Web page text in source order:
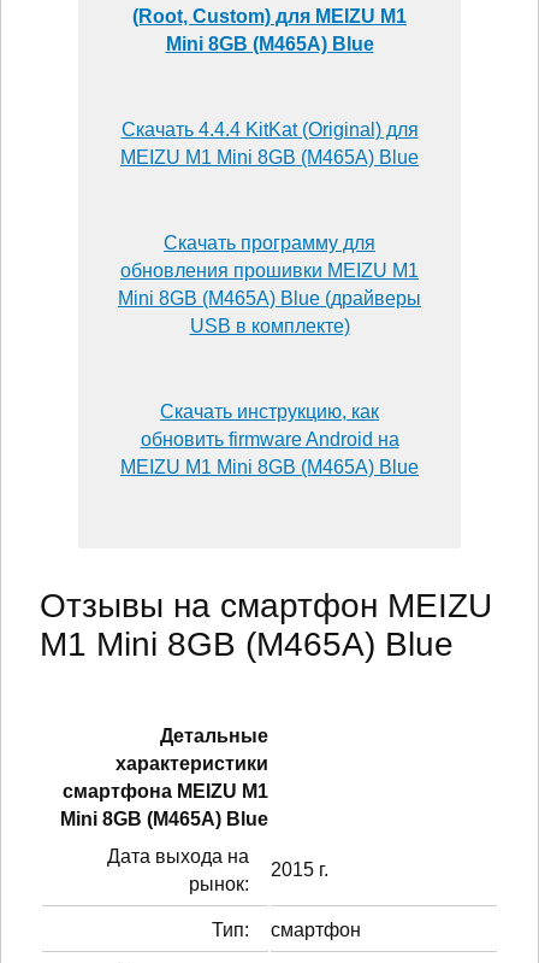
(Root, Custom) для MEIZU M1
Mini 8GB (M465A) Blue
Скачать 4.4.4 KitKat (Original) для
MEIZU M1 Mini 8GB (M465A) Blue
Скачать программу для
обновления прошивки MEIZU M1
Mini 8GB (M465A) Blue (драйверы
USB в комплекте)
Скачать инструкцию, как
обновить firmware Android на
MEIZU M1 Mini 8GB (M465A) Blue
Отзывы на смартфон MEIZU
M1 Mini 8GB (M465A) Blue
Детальные
характеристики
смартфонa MEIZU M1
Mini 8GB (M465A) Blue
Дата выхода на
рынок:
2015 г.
Тип: смартфон